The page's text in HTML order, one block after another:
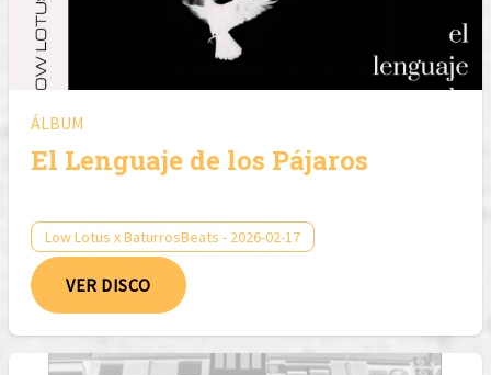
ÁLBUM
El Lenguaje de los Pájaros
Low Lotus x BaturrosBeats - 2026-02-17
VER DISCO